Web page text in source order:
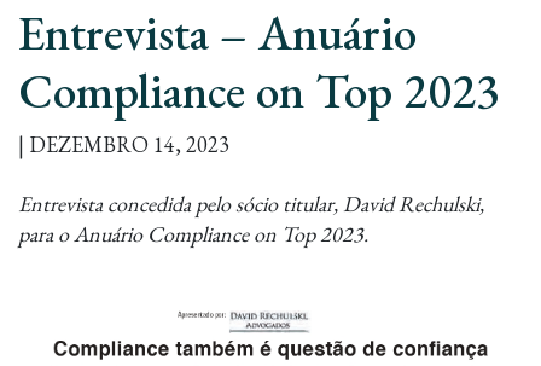
Entrevista – Anuário
Compliance on Top 2023
| DEZEMBRO 14, 2023
Entrevista concedida pelo sócio titular, David Rechulski,
para o Anuário Compliance on Top 2023.